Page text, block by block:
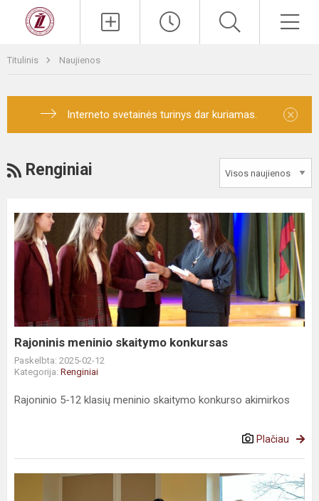
Titulinis Naujienos
Interneto svetainės turinys dar kuriamas. ×
Renginiai
Rajoninis meninio skaitymo konkursas
Paskelbta: 2025-02-12
Kategorija: Renginiai
Rajoninio 5-12 klasių meninio skaitymo konkurso akimirkos
Plačiau